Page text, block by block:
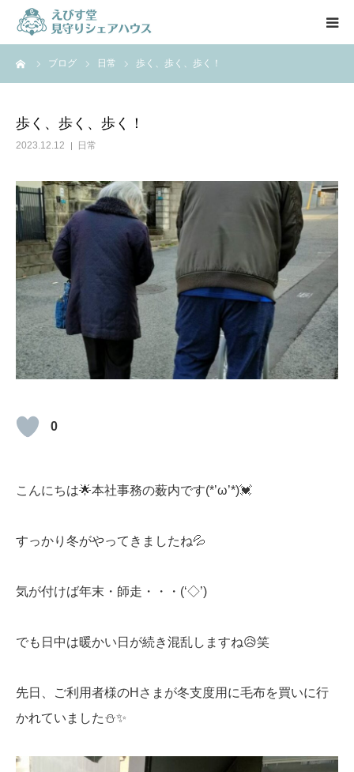
ブログ 日常 歩く、歩く、歩く！
歩く、歩く、歩く！
2023.12.12 日常
0
こんにちは🌟本社事務の薮内です(*’ω’*)💓
すっかり冬がやってきましたね💦
気が付けば年末・師走・・・(‘◇’)ゞ
でも日中は暖かい日が続き混乱しますね😥笑
先日、ご利用者様のHさまが冬支度用に毛布を買いに行
かれていました⛄✨
HOME
料金案内
入居の流れ
スタッフ
お知らせ
ブログ
お問い合わせ